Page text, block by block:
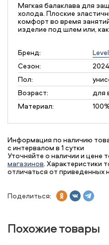
Мягкая балаклава для
холода. Плоские
комфорт во время
изделие под шлем или,
Бренд:
Level
Сезон:
Пол:
Возраст:
для
Материал:
Информация по наличию
с интервалом в 1 сутки
Уточняйте о наличии и цене
магазинов. Характеристики
отличаться от приведенных
Поделиться:
Похожие товары